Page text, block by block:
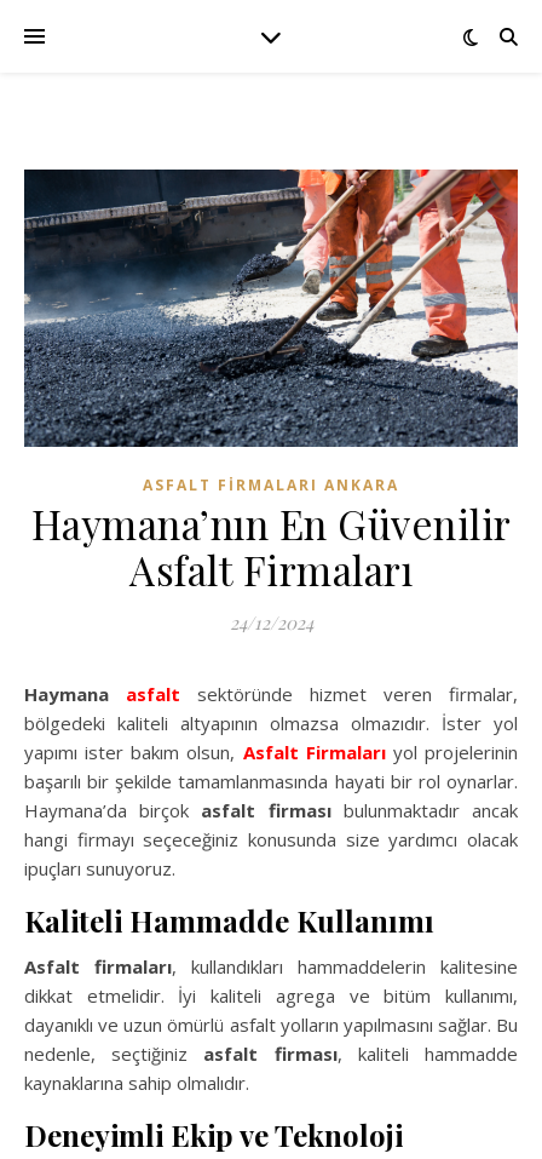
ASFALT FIRMALARI ANKARA
Haymana’nın En Güvenilir
Asfalt Firmaları
24/12/2024
Haymana asfalt sektöründe hizmet veren firmalar,
bölgedeki kaliteli altyapının olmazsa olmazıdır. İster yol
yapımı ister bakım olsun, Asfalt Firmalarıyol projelerinin
başarılı bir şekilde tamamlanmasında hayati bir rol oynarlar.
Haymana’da birçok asfalt firmasıbulunmaktadır ancak
hangi firmayı seçeceğiniz konusunda size yardımcı olacak
ipuçları sunuyoruz.
Kaliteli Hammadde Kullanımı
Asfalt firmaları, kullandıkları hammaddelerin kalitesine
dikkat etmelidir. İyi kaliteli agrega ve bitüm kullanımı,
dayanıklı ve uzun ömürlü asfalt yolların yapılmasını sağlar. Bu
nedenle, seçtiğiniz asfalt firması, kaliteli hammadde
kaynaklarına sahip olmalıdır.
Deneyimli Ekip ve Teknoloji